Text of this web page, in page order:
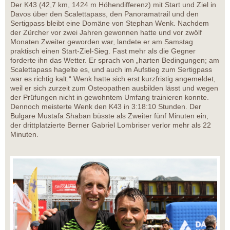
Der K43 (42,7 km, 1424 m Höhendifferenz) mit Start und Ziel in
Davos über den Scalettapass, den Panoramatrail und den
Sertigpass bleibt eine Domäne von Stephan Wenk. Nachdem
der Zürcher vor zwei Jahren gewonnen hatte und vor zwölf
Monaten Zweiter geworden war, landete er am Samstag
praktisch einen Start-Ziel-Sieg. Fast mehr als die Gegner
forderte ihn das Wetter. Er sprach von „harten Bedingungen; am
Scalettapass hagelte es, und auch im Aufstieg zum Sertigpass
war es richtig kalt.“ Wenk hatte sich erst kurzfristig angemeldet,
weil er sich zurzeit zum Osteopathen ausbilden lässt und wegen
der Prüfungen nicht in gewohntem Umfang trainieren konnte.
Dennoch meisterte Wenk den K43 in 3:18:10 Stunden. Der
Bulgare Mustafa Shaban büsste als Zweiter fünf Minuten ein,
der drittplatzierte Berner Gabriel Lombriser verlor mehr als 22
Minuten.